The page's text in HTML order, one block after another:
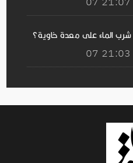
الماء على معدة خاوية؟